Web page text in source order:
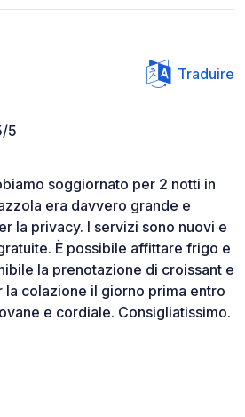
Traduire
5
soggiornato per 2 notti in
era davvero grande e
la privacy. I servizi sono nuovi e
È possibile affittare frigo e
la prenotazione di croissant e
la colazione il giorno prima entro
e cordiale. Consigliatissimo.